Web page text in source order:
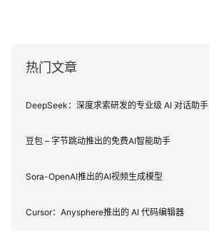
热门文章
DeepSeek：深度求索研发的专业级 AI 对话助手
豆包 – 字节跳动推出的免费AI智能助手
Sora-OpenAI推出的AI视频生成模型
Cursor：Anysphere推出的 AI 代码编辑器